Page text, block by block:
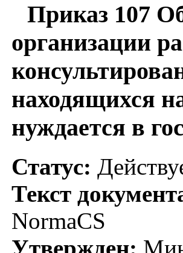
Приказ 107
организации
находящихся
нуждается в
Статус:
Текст
NormaCS
Утвержден: